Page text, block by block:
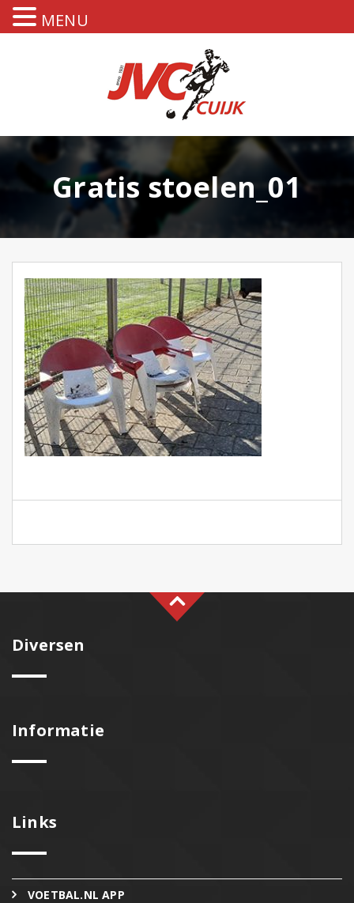
Gratis stoelen_01
Diversen
Informatie
Links
VOETBAL.NL APP
MENU